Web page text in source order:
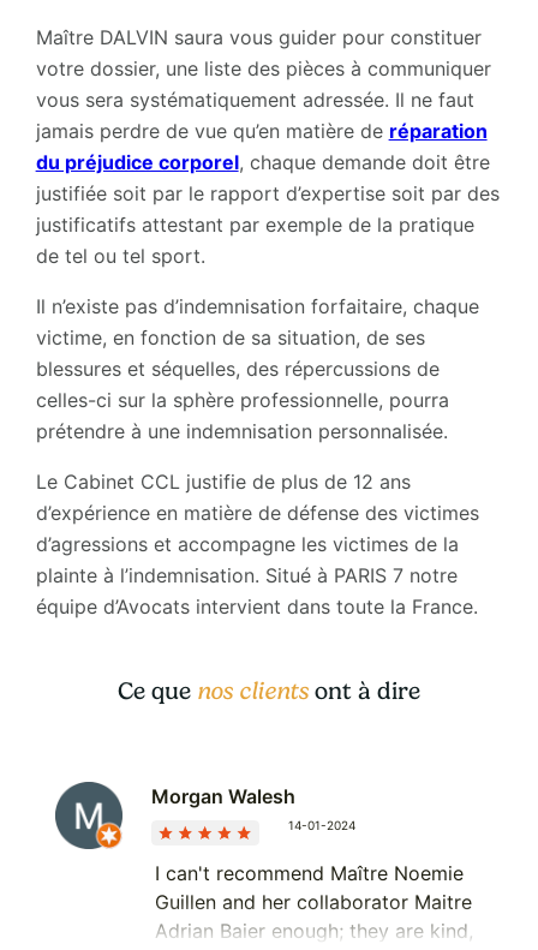
Maître DALVIN saura vous guider pour constituer
votre dossier, une liste des pièces à communiquer
vous sera systématiquement adressée. Il ne faut
jamais perdre de vue qu’en matière de réparation
du préjudice corporel, chaque demande doit être
justifiée soit par le rapport d’expertise soit par des
justificatifs attestant par exemple de la pratique
de tel ou tel sport.
Il n’existe pas d’indemnisation forfaitaire, chaque
victime, en fonction de sa situation, de ses
blessures et séquelles, des répercussions de
celles-ci sur la sphère professionnelle, pourra
prétendre à une indemnisation personnalisée.
Le Cabinet CCL justifie de plus de 12 ans
d’expérience en matière de défense des victimes
d’agressions et accompagne les victimes de la
plainte à l’indemnisation. Situé à PARIS 7 notre
équipe d’Avocats intervient dans toute la France.
Ce que nos clientsont à dire
Morgan Walesh
14-01-2024
I can't recommend Maître Noemie
Guillen and her collaborator Maitre
Adrian Baier enough; they are kind,